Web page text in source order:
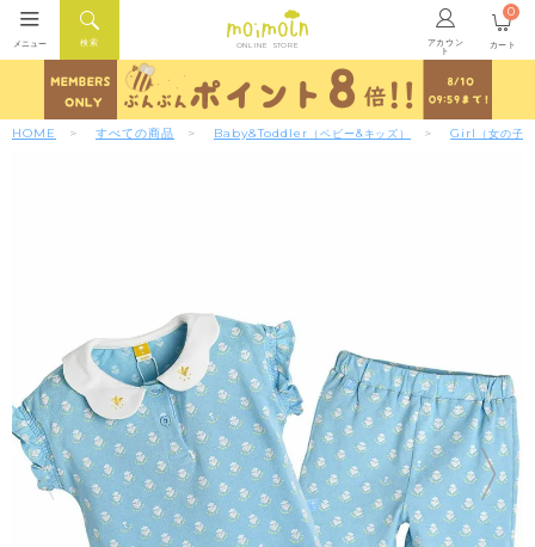
ONLINE STORE アカウン
ト
検索
メニュー カート
0
HOME すべての商品 Baby&Toddler （ベビー&キッズ） Girl （女の子）